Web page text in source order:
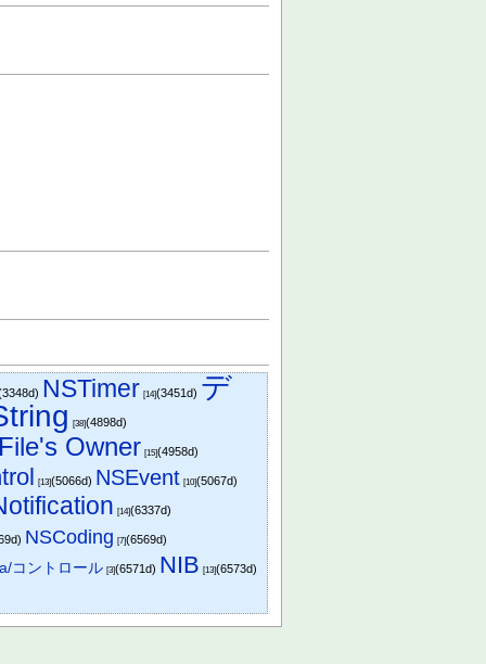
NSTimer [14](3451d) デ
[38](4898d)
Owner [15](4958d)
[13](5066d) NSEvent [10](5067d)
[14](6337d)
NSCoding [7](6569d)
コントロール [3](6571d) NIB [13](6573d)